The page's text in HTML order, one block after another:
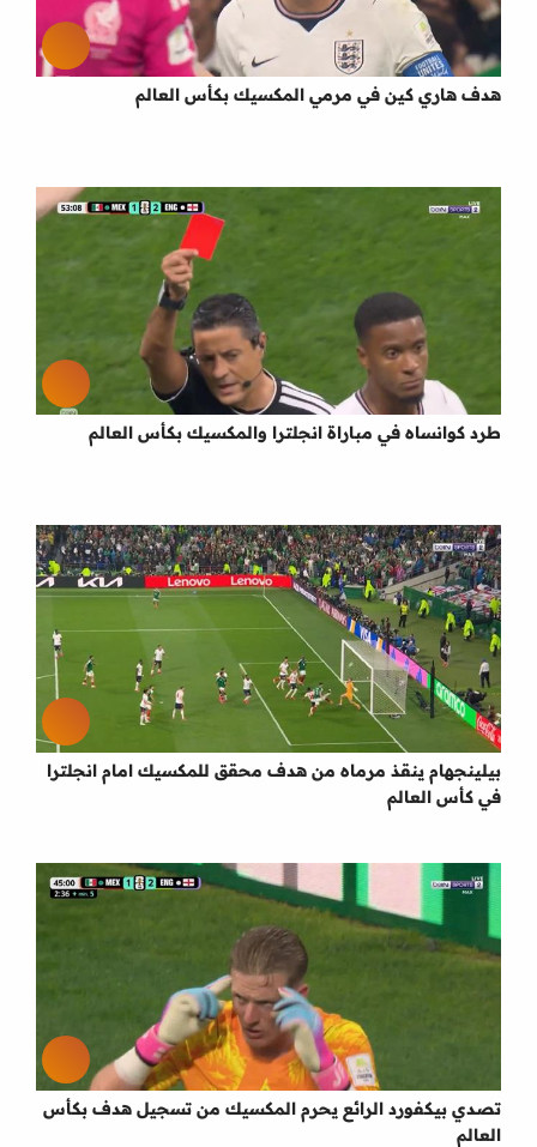
هدف هاري كين في مرمي المكسيك بكأس العالم
طرد كوانساه في مباراة انجلترا والمكسيك بكأس العالم
بيلينجهام ينقذ مرماه من هدف محقق للمكسيك امام انجلترا
في كأس العالم
تصدي بيكفورد الرائع يحرم المكسيك من تسجيل هدف بكأس
العالم